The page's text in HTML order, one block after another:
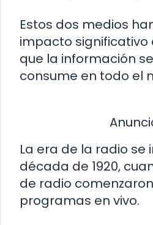
Estos dos medios
impacto significativo
que la información
consume en todo el
La era de la radio se
década de 1920,
de radio
programas en vivo.